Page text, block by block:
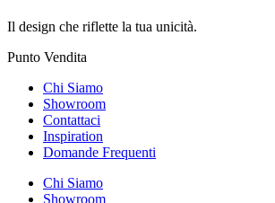
Il design che riflette la tua unicità.
Punto Vendita
Chi Siamo
Showroom
Contattaci
Inspiration
Domande Frequenti
Chi Siamo
Showroom